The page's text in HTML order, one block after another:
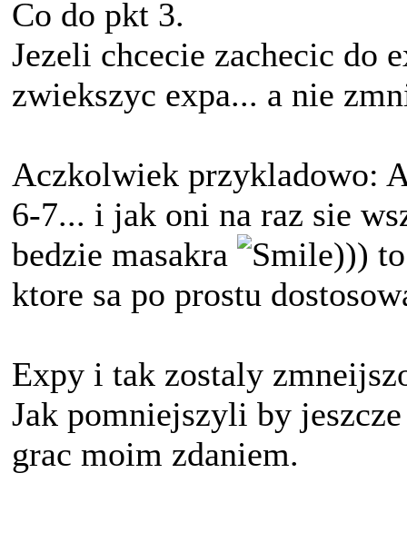
Co do pkt 3.
Jezeli chcecie zachecic do
zwiekszyc expa... a nie
Aczkolwiek przykladowo:
6-7... i jak oni na raz sie
bedzie masakra
)))
ktore sa po prostu
Expy i tak zostaly
Jak pomniejszyli by
grac moim zdaniem.